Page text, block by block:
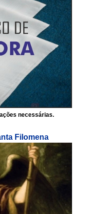
necessárias.
Filomena